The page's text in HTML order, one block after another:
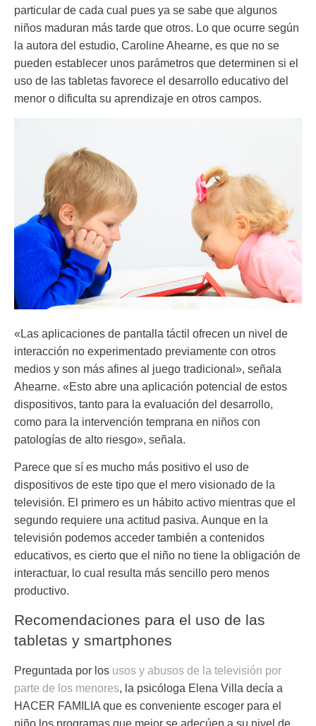
particular de cada cual pues ya se sabe que algunos
niños maduran más tarde que otros. Lo que ocurre según
la autora del estudio, Caroline Ahearne, es que no se
pueden establecer unos parámetros que determinen si el
uso de las tabletas favorece el desarrollo educativo del
menor o dificulta su aprendizaje en otros campos.
«Las aplicaciones de pantalla táctil ofrecen un nivel de
interacción no experimentado previamente con otros
medios y son más afines al juego tradicional», señala
Ahearne. «Esto abre una aplicación potencial de estos
dispositivos, tanto para la evaluación del desarrollo,
como para la intervención temprana en niños con
patologías de alto riesgo», señala.
Parece que sí es mucho más positivo el uso de
dispositivos de este tipo que el mero visionado de la
televisión. El primero es un hábito activo mientras que el
segundo requiere una actitud pasiva. Aunque en la
televisión podemos acceder también a contenidos
educativos, es cierto que el niño no tiene la obligación de
interactuar, lo cual resulta más sencillo pero menos
productivo.
Recomendaciones para el uso de las
tabletas y smartphones
Preguntada por los usos y abusos de la televisión por
parte de los menores, la psicóloga Elena Villa decía a
HACER FAMILIA que es conveniente escoger para el